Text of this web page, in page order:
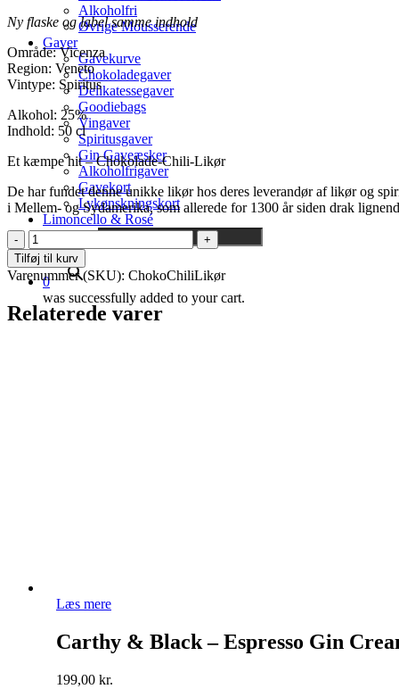
Alkoholfri
Øvrige Mousserende
Gaver
Gavekurve
Chokoladegaver
Delikatessegaver
Goodiebags
Vingaver
Spiritusgaver
Gin Gaveæsker
Alkoholfrigaver
Gavekort
Lykønskningskort
Limoncello & Rosé
Søg ..
×
0
was successfully added to your cart.
Ny flaske og label samme indhold
Område: Vicenza
Region: Veneto
Vintype: Spiritus
Alkohol: 25%
Indhold: 50 cl
Et kæmpe hit – Chokolade-Chili-Likør
De har fundet denne unikke likør hos deres leverandør af likør og
i Mellem- og Sydamerika, som allerede for 1300 år siden drak
Colleczione
Zanin
-
Chokolade
Chili
likør
Tilføj til kurv
Varenummer (SKU): ChokoChiliLikør
Relaterede varer
Læs mere
Carthy & Black – Espresso Gin
199,00 kr.